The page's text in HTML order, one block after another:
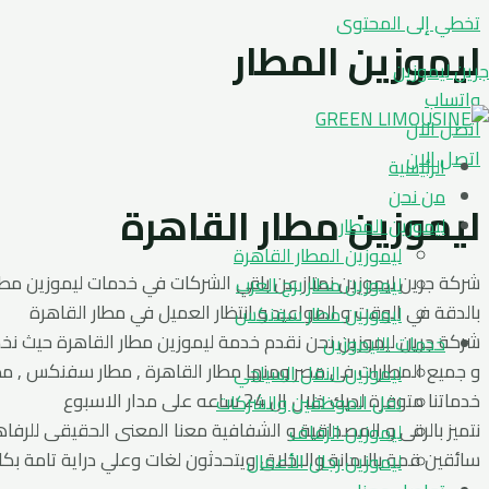
تخطي إلى المحتوى
جرين ليموزين
الرئيسية
من نحن
ليموزين المطار
ليموزين المطار القاهرة
ليموزين مطار برج العرب
ليموزين مطار سفنكس
خدمات الليموزين
ليموزين النقل السياحي
نقل الموظفين والشركات
ليموزين الزفاف
ليموزين رجال الأعمال
ليموزين المطار
واتساب
اتصل الان
اتصل الان
ليموزين مطار القاهرة
شركة جرين ليموزين نمتاز عن باقي الشركات في خدمات ليموزين
بالدقة في الوقت و المواعيد و انتظار العميل في مطار القاهرة
شركة جرين ليموزين نحن نقدم خدمة ليموزين مطار القاهرة
و جميع المطارات فى مصر ومنها مطار القاهرة , مطار سفنكس ,
خدماتنا متوفرة لديك خلال ال 24 ساعه على مدار الاسبوع
نتميز بالرقى و المصداقية و الشفافية معنا المعنى الحقيقى
سائقين قمة بالامانة والاخلاق ويتحدثون لغات وعلي دراية تامة